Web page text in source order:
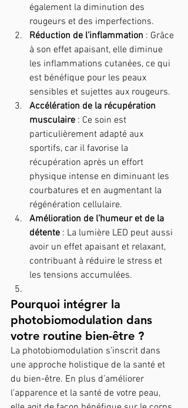
également la diminution des
rougeurs et des imperfections.
Réduction de l’inflammation : Grâce
à son effet apaisant, elle diminue
les inflammations cutanées, ce qui
est bénéfique pour les peaux
sensibles et sujettes aux rougeurs.
Accélération de la récupération
musculaire : Ce soin est
particulièrement adapté aux
sportifs, car il favorise la
récupération après un effort
physique intense en diminuant les
courbatures et en augmentant la
régénération cellulaire.
Amélioration de l’humeur et de la
détente : La lumière LED peut aussi
avoir un effet apaisant et relaxant,
contribuant à réduire le stress et
les tensions accumulées.
Pourquoi intégrer la
photobiomodulation dans
votre routine bien-être ?
La photobiomodulation s’inscrit dans
une approche holistique de la santé et
du bien-être. En plus d’améliorer
l’apparence et la santé de votre peau,